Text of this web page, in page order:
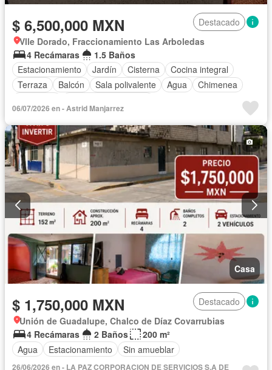
$ 6,500,000 MXN
Destacado
Vlle Dorado, Fraccionamiento Las Arboledas
4 Recámaras
1.5 Baños
Estacionamiento
Jardín Cisterna
Cocina integral
Terraza
Balcón Sala polivalente Agua
Chimenea
06/07/2026 en - Astrid Manjarrez
Casa
$ 1,750,000 MXN
Destacado
Unión de Guadalupe, Chalco de Díaz Covarrubias
4 Recámaras
2 Baños
200 m²
Agua
Estacionamiento Sin amueblar
26/06/2026 en - LA PAZ CORPORACION DE SERVICIOS S.A DE